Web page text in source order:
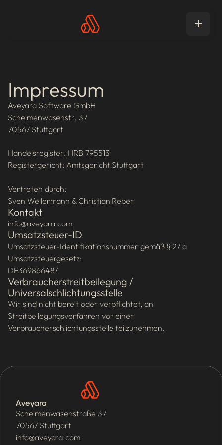
Impressum
Aveyara Software GmbH
Schelmenwasenstr. 37
70567 Stuttgart
Handelsregister: HRB 795513
Registergericht: Amtsgericht Stuttgart
Vertreten durch:
Sven Weilermann & Christian Reber
Kontakt
info@aveyara.com
Umsatzsteuer-ID
Umsatzsteuer-Identifikationsnummer gemäß § 27 a
Umsatzsteuergesetz:
DE369866487
Verbraucherstreitbeilegung /
Universalschlichtungsstelle
Wir sind nicht bereit oder verpflichtet, an
Streitbeilegungsverfahren vor einer
Verbraucherschlichtungsstelle teilzunehmen.
Aveyara
Schelmenwasenstraße 37
70567 Stuttgart
info@aveyara.com